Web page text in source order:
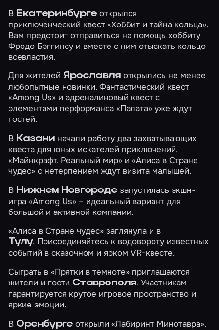
В Екатеринбурге открылся
приключенческий квест«Хоббит и тайна кольца».
Вам предстоит отправиться на помощь хоббиту
Фродо Бэггинсу и вместе с ним отыскать кольцо
всевластия.
Для жителейЯрославля открылись не менее
любопытные новинки. Фантастический квест
«Among Us» и адреналиновый квест с
элементами перформанса«Палата» уже ждут
гостей.
В Казани начали работу два захватывающих
квеста для юных искателей приключений.
«Майнкрафт. Реальный мир» и«Алиса в Стране
чудес» с нетерпением ждут визита малышей.
В Нижнем Новгородезапустилась экшн-
игра«Among Us» – идеальный вариант для
большой и активной компании.
«Алиса в Стране чудес» заглянула и в
Тулу. Присоединяйтесь к водовороту известных
событий в сказочном и ярком VR-квесте.
Сыграть в«Прятки в темноте» приглашаются
жители и гости Ставрополя. Участникам
гарантируется крутое игровое пространство и
яркие эмоции.
В Оренбурге открыли «Лабиринт Минотавра».